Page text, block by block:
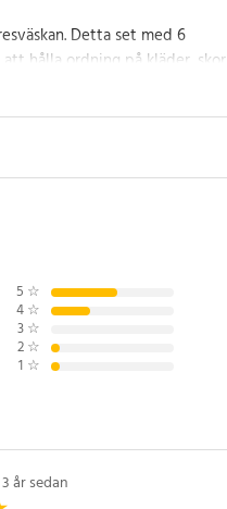
Detta set med 6
hålla ordning på kläder, skor
om du ska på semester,
hemma.
smart. De större
ger god överblick och
De mindre påsarna
underkläder, accessoarer
tåliga Oxford-tyget bidrar till
gör väskorna lämpliga för
5 ☆
4 ☆
3 ☆
2 ☆
1 ☆
3 år sedan